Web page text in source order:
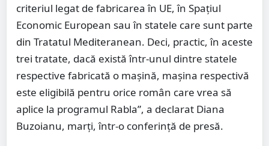
criteriul legat de fabricarea în UE, în Spaţiul
Economic European sau în statele care sunt parte
din Tratatul Mediteranean. Deci, practic, în aceste
trei tratate, dacă există într-unul dintre statele
respective fabricată o maşină, maşina respectivă
este eligibilă pentru orice român care vrea să
aplice la programul Rabla”, a declarat Diana
Buzoianu, marţi, într-o conferinţă de presă.